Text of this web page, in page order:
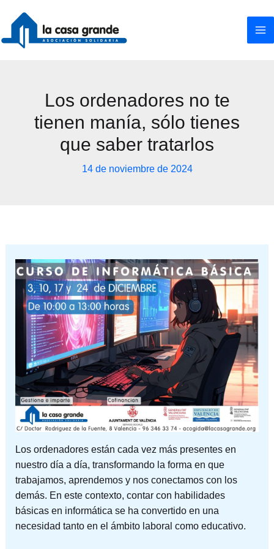
contenido
Los ordenadores no te
tienen manía, sólo tienes
que saber tratarlos
14 de noviembre de 2024
Los ordenadores están cada vez más presentes en
nuestro día a día, transformando la forma en que
trabajamos, aprendemos y nos conectamos con los
demás. En este contexto, contar con habilidades
básicas en informática se ha convertido en una
necesidad tanto en el ámbito laboral como educativo.